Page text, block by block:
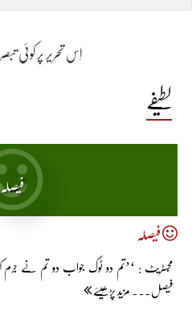
اِس تحریر پر کوئی
لطیفے
فیصلہ
فیصلہ
مجسٹریٹ : ‘’تم دو ٹوک جواب دو تم نے جرم
فیصل... مزید پڑھیئے